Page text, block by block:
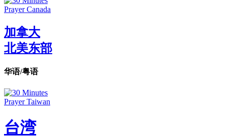
加拿大
北美东部
华语/粤语
台湾